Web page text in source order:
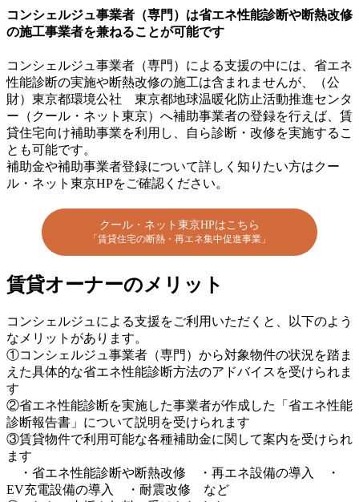
コンシェルジュ事業者（専門）は省エネ性能診断や断熱改修
の施工事業者を兼ねることが可能です
コンシェルジュ事業者（専門）による支援の中には、省エネ
性能診断の実施や断熱改修の施工は含まれませんが、（公
財）東京都環境公社 東京都地球温暖化防止活動推進センタ
ー（クール・ネット東京）へ補助事業者の登録を行えば、賃
貸住宅向け補助事業を利用し、自ら診断・改修を実施するこ
とも可能です。
補助金や補助事業者登録について詳しく知りたい方はクー
ル・ネット東京HPをご確認ください。
クール・ネット東京HPはこちら
「賃貸住宅の断熱・再エネ集中促進事業」
賃貸オーナーのメリット
コンシェルジュによる支援をご利用いただくと、以下のよう
なメリットがあります。
①コンシェルジュ事業者（専門）から対象物件の状況を踏ま
えた具体的な省エネ性能診断方法のアドバイスを受けられま
す
②省エネ性能診断を実施した事業者が作成した「省エネ性能
診断報告書」について説明を受けられます
③賃貸物件で利用可能な各種補助金に関して案内を受けられ
ます
・省エネ性能診断や断熱改修 ・再エネ設備の導入 ・
EV充電設備の導入 ・耐震改修 など